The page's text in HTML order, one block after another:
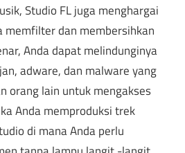
Studio FL juga menghargai
memfilter dan membersihkan
Anda dapat melindunginya
adware, dan malware yang
orang lain untuk mengakses
Anda memproduksi trek
di mana Anda perlu